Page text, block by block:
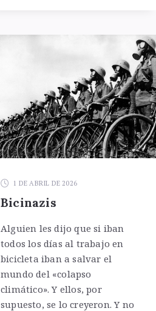
1 DE ABRIL DE 2026
Bicinazis
Alguien les dijo que si iban
todos los días al trabajo en
bicicleta iban a salvar el
mundo del «colapso
climático». Y ellos, por
supuesto, se lo creyeron. Y no